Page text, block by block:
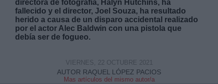
directora de fotografía, Halyn Hutchins, ha
fallecido y el director, Joel Souza, ha resultado
herido a causa de un disparo accidental realizado
por el actor Alec Baldwin con una pistola que
debía ser de fogueo.
AUTOR RAQUEL LÓPEZ PACIOS
Mas artículos del mismo autor/a
VIERNES, 22 OCTUBRE 2021